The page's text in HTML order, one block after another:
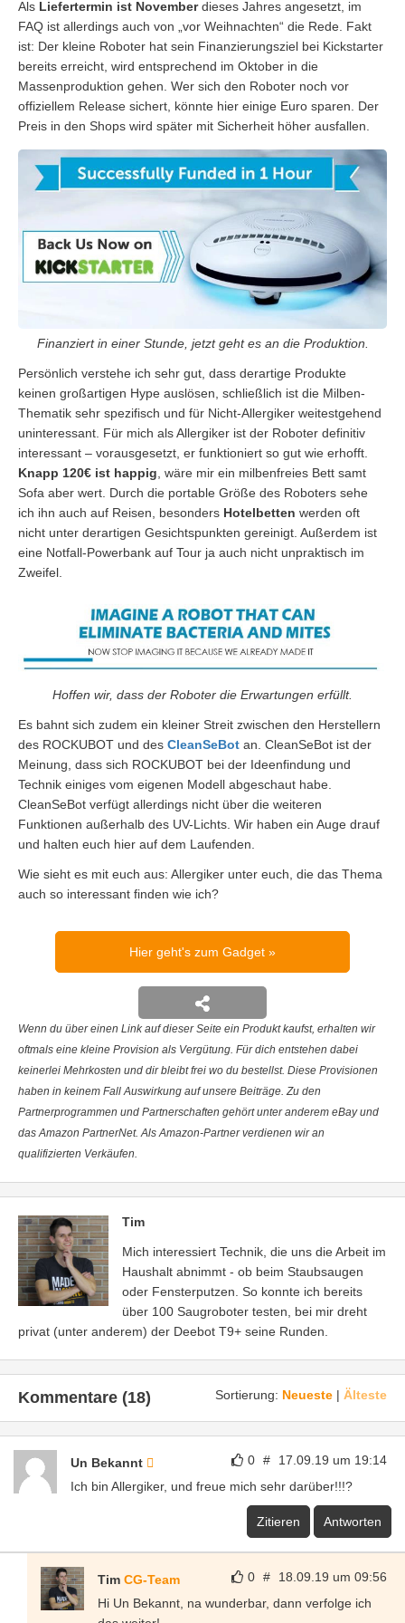
Als Liefertermin ist Novemberdieses Jahres angesetzt, im
FAQ ist allerdings auch von „vor Weihnachten“ die Rede. Fakt
ist: Der kleine Roboter hat sein Finanzierungsziel bei Kickstarter
bereits erreicht, wird entsprechend im Oktober in die
Massenproduktion gehen. Wer sich den Roboter noch vor
offiziellem Release sichert, könnte hier einige Euro sparen. Der
Preis in den Shops wird später mit Sicherheit höher ausfallen.
Finanziert in einer Stunde, jetzt geht es an die Produktion.
Persönlich verstehe ich sehr gut, dass derartige Produkte
keinen großartigen Hype auslösen, schließlich ist die Milben-
Thematik sehr spezifisch und für Nicht-Allergiker weitestgehend
uninteressant. Für mich als Allergiker ist der Roboter definitiv
interessant – vorausgesetzt, er funktioniert so gut wie erhofft.
Knapp 120€ ist happig , wäre mir ein milbenfreies Bett samt
Sofa aber wert. Durch die portable Größe des Roboters sehe
ich ihn auch auf Reisen, besonders Hotelbetten werden oft
nicht unter derartigen Gesichtspunkten gereinigt. Außerdem ist
eine Notfall-Powerbank auf Tour ja auch nicht unpraktisch im
Zweifel.
Hoffen wir, dass der Roboter die Erwartungen erfüllt.
Es bahnt sich zudem ein kleiner Streit zwischen den Herstellern
des ROCKUBOT und des CleanSeBot an. CleanSeBot ist der
Meinung, dass sich ROCKUBOT bei der Ideenfindung und
Technik einiges vom eigenen Modell abgeschaut habe.
CleanSeBot verfügt allerdings nicht über die weiteren
Funktionen außerhalb des UV-Lichts. Wir haben ein Auge drauf
und halten euch hier auf dem Laufenden.
Wie sieht es mit euch aus: Allergiker unter euch, die das Thema
auch so interessant finden wie ich?
Hier geht's zum Gadget
Wenn du über einen Link auf dieser Seite ein Produkt kaufst, erhalten wir
oftmals eine kleine Provision als Vergütung. Für dich entstehen dabei
keinerlei Mehrkosten und dir bleibt frei wo du bestellst. Diese Provisionen
haben in keinem Fall Auswirkung auf unsere Beiträge. Zu den
Partnerprogrammen und Partnerschaften gehört unter anderem eBay und
das Amazon PartnerNet. Als Amazon-Partner verdienen wir an
qualifizierten Verkäufen.
Tim
Mich interessiert Technik, die uns die Arbeit im
Haushalt abnimmt - ob beim Staubsaugen
oder Fensterputzen. So konnte ich bereits
über 100 Saugroboter testen, bei mir dreht
privat (unter anderem) der Deebot T9+ seine Runden.
Sortierung: Neueste | Älteste
Kommentare (18)
0 # 17.09.19 um 19:14
Un Bekannt
Ich bin Allergiker, und freue mich sehr darüber!!!?
Zitieren Antworten
0 # 18.09.19 um 09:56
Tim CG-Team
Hi Un Bekannt, na wunderbar, dann verfolge ich